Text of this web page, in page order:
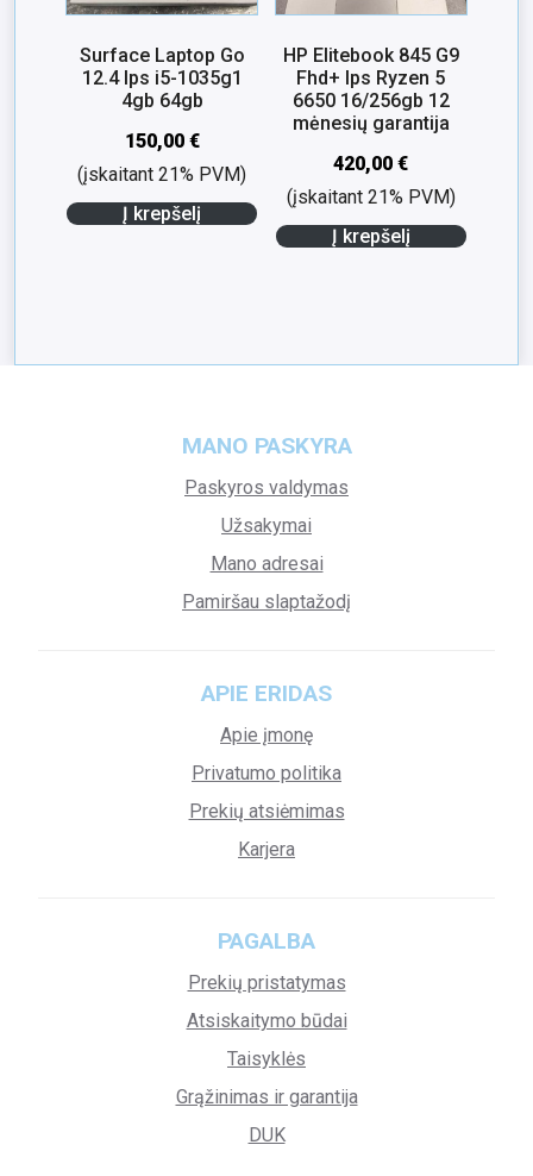
Surface Laptop Go
12.4 Ips i5-1035g1
4gb 64gb
150,00 €
(įskaitant 21% PVM)
Į krepšelį
HP Elitebook 845 G9
Fhd+ Ips Ryzen 5
6650 16/256gb 12
mėnesių garantija
420,00€
(įskaitant 21% PVM)
Į krepšelį
MANO PASKYRA
Paskyros valdymas
Užsakymai
Mano adresai
Pamiršau slaptažodį
APIE ERIDAS
Apie įmonę
Privatumo politika
Prekių atsiėmimas
Karjera
PAGALBA
Prekių pristatymas
Atsiskaitymo būdai
Taisyklės
Grąžinimas ir garantija
DUK